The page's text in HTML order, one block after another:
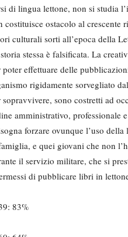
di lingua lettone, non si studia
costituisce osta­colo al
culturali sorti all’epoca della
stessa è falsificata. La
poter effettuare delle
rigidamente sorvegliato
sopravvivere, sono costretti ad
amministrativo, professionale
forzare ovunque l’uso
e quei giovani che non
il servizio militare, che si
di pubblicare libri in
83%